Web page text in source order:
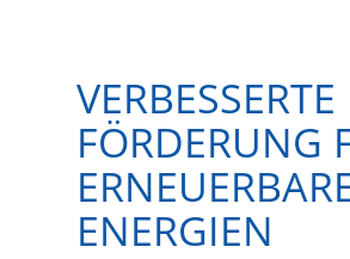
FÖRDERUNG
ENERGIEN